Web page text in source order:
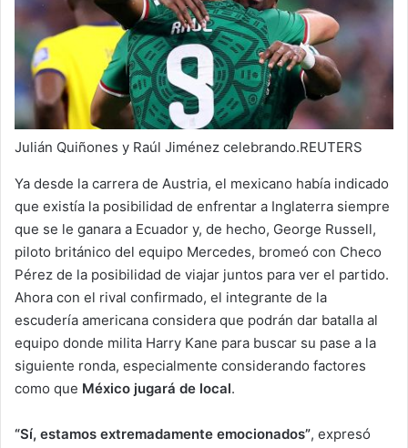
Julián Quiñones y Raúl Jiménez celebrando.REUTERS
Ya desde la carrera de Austria, el mexicano había indicado
que existía la posibilidad de enfrentar a Inglaterra siempre
que se le ganara a Ecuador y, de hecho, George Russell,
piloto británico del equipo Mercedes, bromeó con Checo
Pérez de la posibilidad de viajar juntos para ver el partido.
Ahora con el rival confirmado, el integrante de la
escudería americana considera que podrán dar batalla al
equipo donde milita Harry Kane para buscar su pase a la
siguiente ronda, especialmente considerando factores
como que México jugará de local.
“Sí, estamos extremadamente emocionados”, expresó